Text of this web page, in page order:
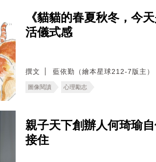
《貓貓的春夏秋冬，今
活儀式感
撰文 藍依勤（繪本星球212-7版主）
圖像閱讀 心理勵志
親子天下創辦人何琦瑜
接住